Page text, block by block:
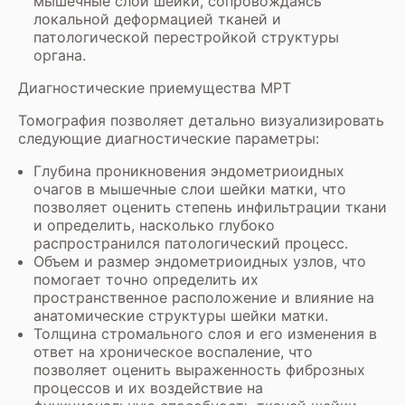
локальной деформацией тканей и
патологической перестройкой структуры
органа.
Диагностические приемущества МРТ
Томография позволяет детально визуализировать
следующие диагностические параметры:
Глубина проникновения эндометриоидных
очагов в мышечные слои шейки матки, что
позволяет оценить степень инфильтрации ткани
и определить, насколько глубоко
распространился патологический процесс.
Объем и размер эндометриоидных узлов, что
помогает точно определить их
пространственное расположение и влияние на
анатомические структуры шейки матки.
Толщина стромального слоя и его изменения в
ответ на хроническое воспаление, что
позволяет оценить выраженность фиброзных
процессов и их воздействие на